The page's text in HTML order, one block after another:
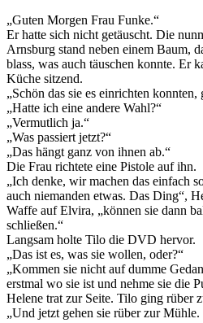
„Guten Morgen Frau Funke.“
Er hatte sich nicht getäuscht. Die
Arnsburg stand neben einem Baum,
blass, was auch täuschen konnte. Er
Küche sitzend.
„Schön das sie es einrichten
„Hatte ich eine andere Wahl?“
„Vermutlich ja.“
„Was passiert jetzt?“
„Das hängt ganz von ihnen ab.“
Die Frau richtete eine Pistole auf ihn.
„Ich denke, wir machen das einfach
auch niemanden etwas. Das Ding“,
Waffe auf Elvira, „können sie dann
schließen.“
Langsam holte Tilo die DVD hervor.
„Das ist es, was sie wollen, oder?“
„Kommen sie nicht auf dumme
erstmal wo sie ist und nehme sie die
Helene trat zur Seite. Tilo ging rüber
„Und jetzt gehen sie rüber zur